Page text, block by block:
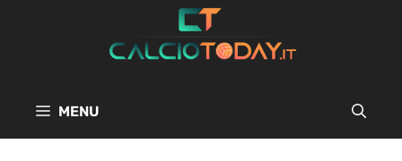
MENU